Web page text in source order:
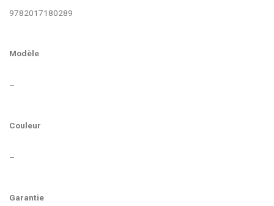
9782017180289
Modèle
–
Couleur
–
Garantie